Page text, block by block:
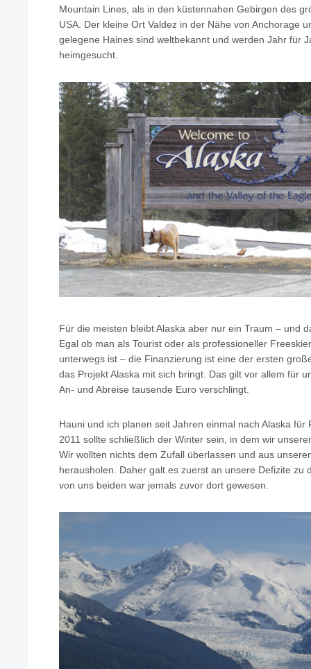
Mountain Lines, als in den küstennahen Gebirgen des
USA. Der kleine Ort Valdez in der Nähe von Anchorage
gelegene Haines sind weltbekannt und werden Jahr für
heimgesucht.
Für die meisten bleibt Alaska aber nur ein Traum – und
Egal ob man als Tourist oder als professioneller
unterwegs ist – die Finanzierung ist eine der ersten
das Projekt Alaska mit sich bringt. Das gilt vor allem für
An- und Abreise tausende Euro verschlingt.
Hauni und ich planen seit Jahren einmal nach Alaska für
2011 sollte schließlich der Winter sein, in dem wir
Wir wollten nichts dem Zufall überlassen und aus
herausholen. Daher galt es zuerst an unsere Defizite zu
von uns beiden war jemals zuvor dort gewesen.